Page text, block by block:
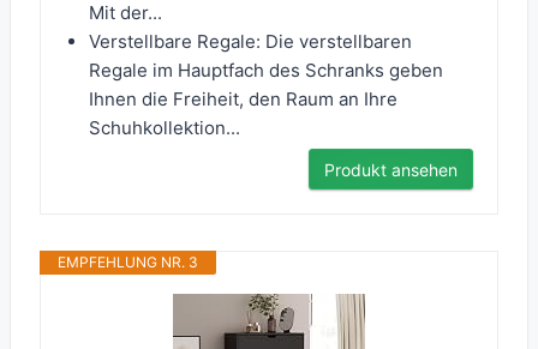
Mit der...
Verstellbare Regale: Die verstellbaren
Regale im Hauptfach des Schranks geben
Ihnen die Freiheit, den Raum an Ihre
Schuhkollektion...
Produkt ansehen
EMPFEHLUNG NR. 3